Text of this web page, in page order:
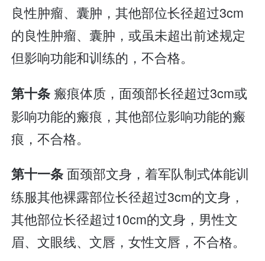
良性肿瘤、囊肿，其他部位长径超过3cm
的良性肿瘤、囊肿，或虽未超出前述规定
但影响功能和训练的，不合格。
第十条 瘢痕体质，面颈部长径超过3cm或
影响功能的瘢痕，其他部位影响功能的瘢
痕，不合格。
第十一条面颈部文身，着军队制式体能训
练服其他裸露部位长径超过3cm的文身，
其他部位长径超过10cm的文身，男性文
眉、文眼线、文唇，女性文唇，不合格。